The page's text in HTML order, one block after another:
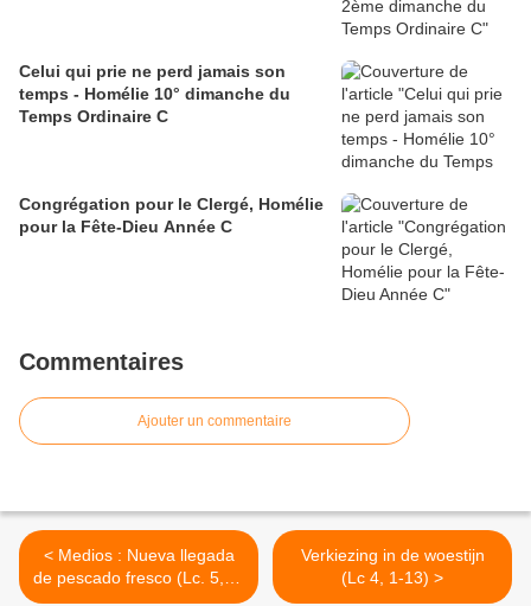
Celui qui prie ne perd jamais son
temps - Homélie 10° dimanche du
Temps Ordinaire C
Congrégation pour le Clergé, Homélie
pour la Fête-Dieu Année C
Commentaires
Ajouter un commentaire
< Medios : Nueva llegada
de pescado fresco (Lc. 5, 1-
11)
Verkiezing in de woestijn
(Lc 4, 1-13) >